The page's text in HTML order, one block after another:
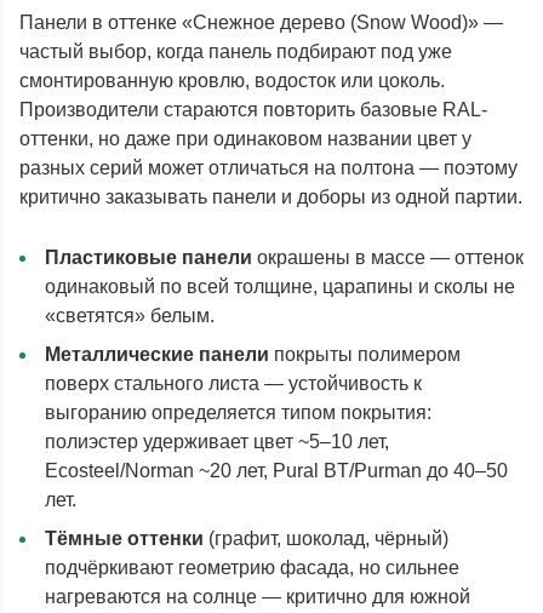
Панели в оттенке «Снежное дерево (Snow Wood)» —
частый выбор, когда панель подбирают под уже
смонтированную кровлю, водосток или цоколь.
Производители стараются повторить базовые RAL-
оттенки, но даже при одинаковом названии цвет у
разных серий может отличаться на полтона — поэтому
критично заказывать панели и доборы из одной партии.
Пластиковые панели окрашены в массе — оттенок
одинаковый по всей толщине, царапины и сколы не
«светятся» белым.
Металлические панели покрыты полимером
поверх стального листа — устойчивость к
выгоранию определяется типом покрытия:
полиэстер удерживает цвет ~5–10 лет,
Ecosteel/Norman ~20 лет, Pural BT/Purman до 40–50
лет.
Тёмные оттенки (графит, шоколад, чёрный)
подчёркивают геометрию фасада, но сильнее
нагреваются на солнце — критично для южной